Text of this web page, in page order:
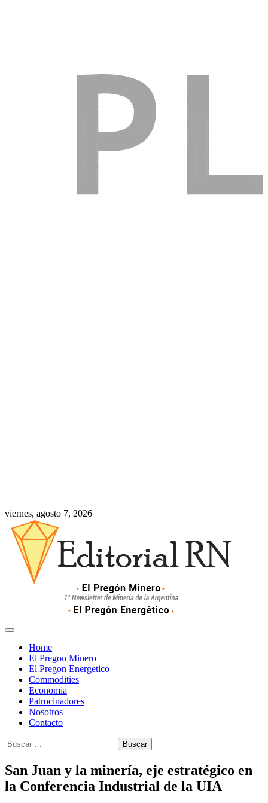
viernes, agosto 7, 2026
Home
El Pregon Minero
El Pregon Energetico
Commodities
Economia
Patrocinadores
Nosotros
Contacto
Buscar:
San Juan y la minería, eje estratégico en
la Conferencia Industrial de la UIA